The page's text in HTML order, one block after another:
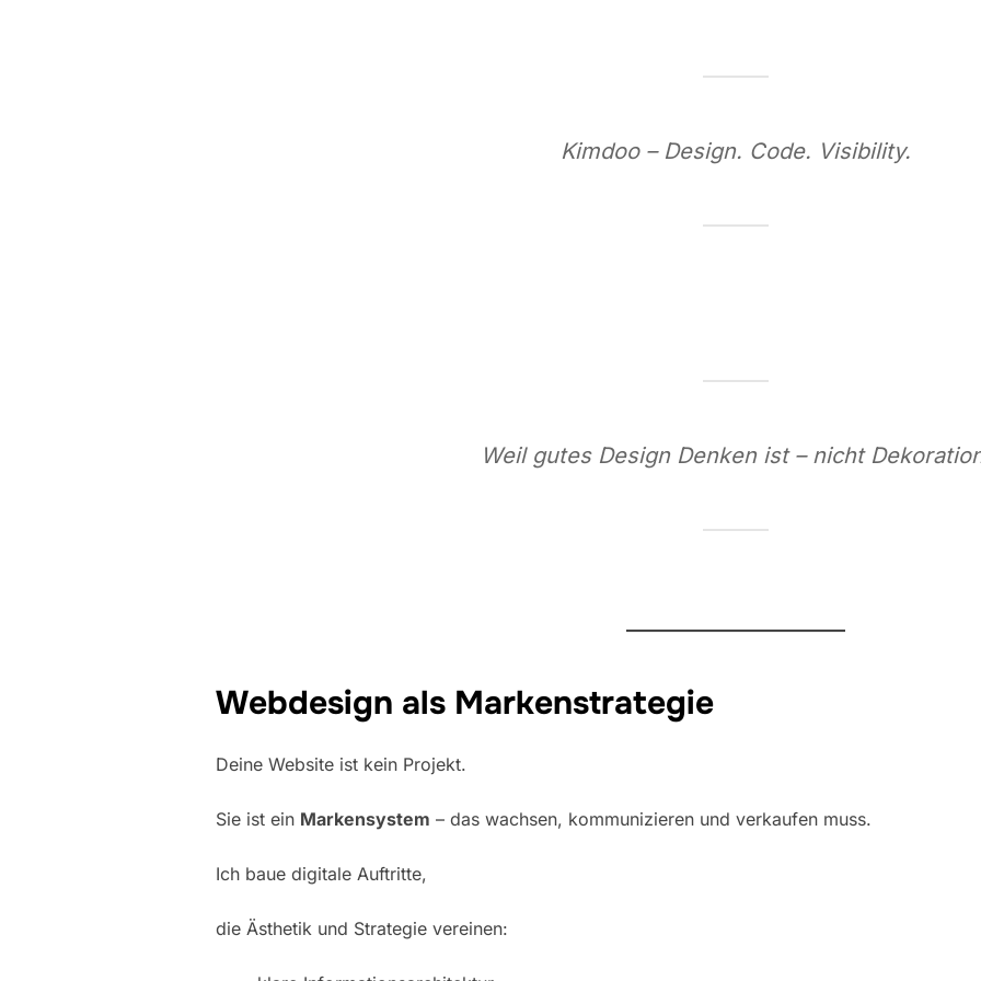
Kimdoo – Design. Code. Visibility.
Weil gutes Design Denken ist – nicht
Webdesign als Markenstrategie
Deine Website ist kein Projekt.
Sie ist ein Markensystem – das wachsen, kommunizieren und verkaufen muss.
Ich baue digitale Auftritte,
die Ästhetik und Strategie vereinen: